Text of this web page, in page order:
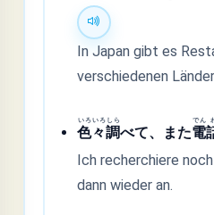
In Japan gibt es
verschiedenen
色
いろ
々
いろ
調
しら
べて、また電
でん
Ich recherchiere
dann wieder an.